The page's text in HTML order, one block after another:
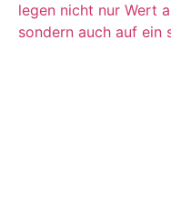
legen nicht nur Wert
sondern auch auf ein